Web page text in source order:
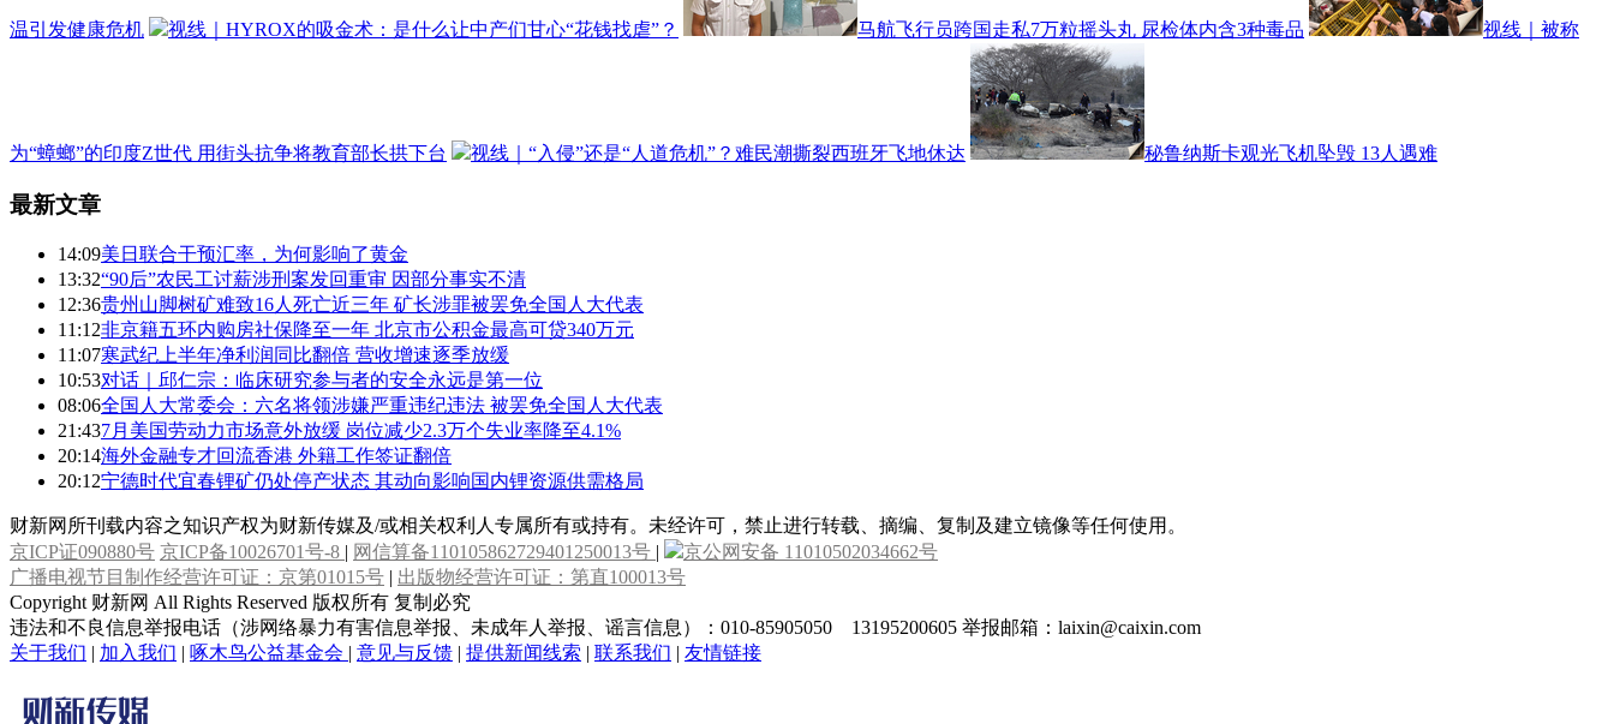
温引发健康危机 视线｜HYROX的吸金术：是什么让中产们甘心“花钱找虐”？ 马航飞行员跨国走私7万粒摇头丸 尿检体内含3种毒品 视线｜被称
为“蟑螂”的印度Z世代 用街头抗争将教育部长拱下台 视线｜“入侵”还是“人道危机”？难民潮撕裂西班牙飞地休达 秘鲁纳斯卡观光飞机坠毁 13人遇难
最新文章
14:09美日联合干预汇率，为何影响了黄金
13:32“90后”农民工讨薪涉刑案发回重审 因部分事实不清
12:36贵州山脚树矿难致16人死亡近三年 矿长涉罪被罢免全国人大代表
11:12非京籍五环内购房社保降至一年 北京市公积金最高可贷340万元
11:07寒武纪上半年净利润同比翻倍 营收增速逐季放缓
10:53对话｜邱仁宗：临床研究参与者的安全永远是第一位
08:06全国人大常委会：六名将领涉嫌严重违纪违法 被罢免全国人大代表
21:437月美国劳动力市场意外放缓 岗位减少2.3万个失业率降至4.1%
20:14海外金融专才回流香港 外籍工作签证翻倍
20:12宁德时代宜春锂矿仍处停产状态 其动向影响国内锂资源供需格局
财新网所刊载内容之知识产权为财新传媒及/或相关权利人专属所有或持有。未经许可，禁止进行转载、摘编、复制及建立镜像等任何使用。
京ICP证090880号 京ICP备10026701号-8 | 网信算备110105862729401250013号 |
京公网安备 11010502034662号
广播电视节目制作经营许可证：京第01015号 | 出版物经营许可证：第直100013号
Copyright 财新网 All Rights Reserved 版权所有 复制必究
违法和不良信息举报电话（涉网络暴力有害信息举报、未成年人举报、谣言信息）：010-85905050 13195200605 举报邮箱：laixin@caixin.com
关于我们 | 加入我们 | 啄木鸟公益基金会 | 意见与反馈 | 提供新闻线索 | 联系我们 | 友情链接